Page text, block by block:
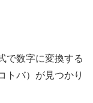
で数字に変換する
トバ）が見つかり